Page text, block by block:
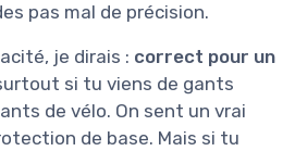
pas mal de précision.
je dirais : correct pour un
si tu viens de gants
de vélo. On sent un vrai
de base. Mais si tu